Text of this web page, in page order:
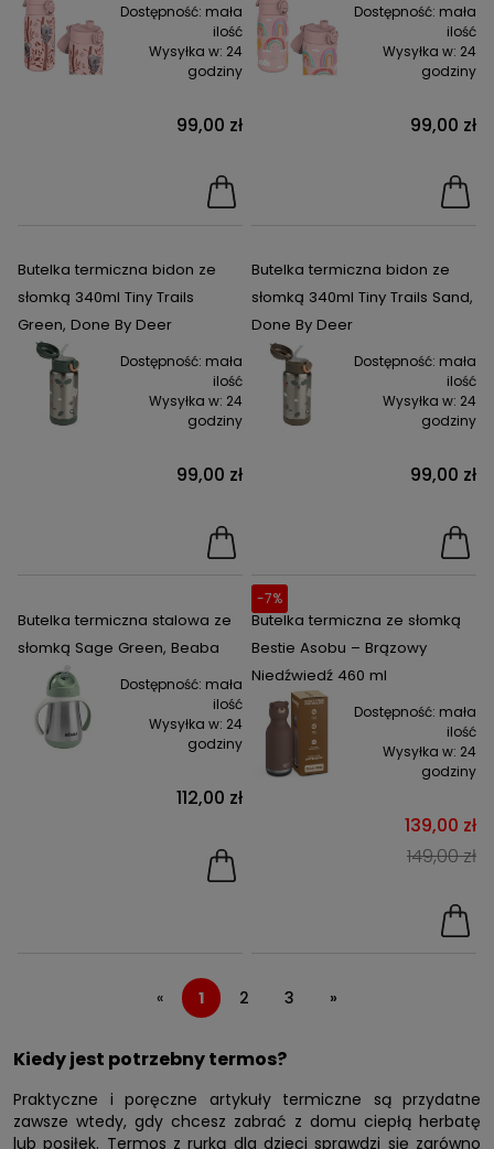
Dostępność: mała
ilość
Wysyłka w: 24
godziny
99,00 zł
Dostępność: mała
ilość
Wysyłka w: 24
godziny
99,00 zł
Butelka termiczna bidon ze
słomką 340ml Tiny Trails
Green, Done By Deer
Dostępność: mała
ilość
Wysyłka w: 24
godziny
99,00 zł
Butelka termiczna bidon ze
słomką 340ml Tiny Trails Sand,
Done By Deer
Dostępność: mała
ilość
Wysyłka w: 24
godziny
99,00 zł
Butelka termiczna stalowa ze
słomką Sage Green, Beaba
Dostępność: mała
ilość
Wysyłka w: 24
godziny
112,00 zł
Butelka termiczna ze słomką
Bestie Asobu – Brązowy
Niedźwiedź 460 ml
Dostępność: mała
ilość
Wysyłka w: 24
godziny
139,00 zł
149,00 zł
-7%
« 1 2 3 »
Kiedy jest potrzebny termos?
Praktyczne i poręczne artykuły termiczne są przydatne
zawsze wtedy, gdy chcesz zabrać z domu ciepłą herbatę
lub posiłek. Termos z rurką dla dzieci sprawdzi się zarówno